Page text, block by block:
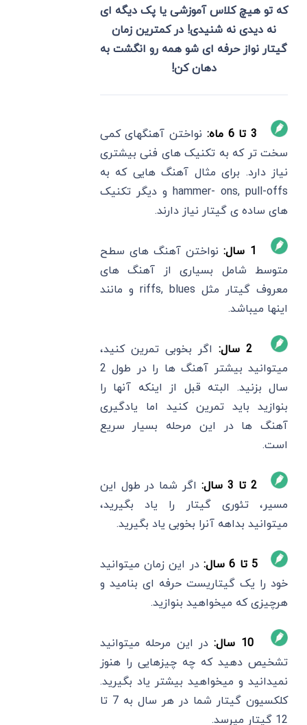
که تو هیچ کلاس آموزشی یا پک دیگه ای
نه دیدی نه شنیدی! در کمترین زمان
گیتار نواز حرفه ای شو همه رو انگشت به
دهان کن!
3 تا 6 ماه:
نواختن آهنگهای کمی
سخت تر که به تکنیک های فنی بیشتری
نیاز دارد. برای مثال آهنگ هایی که به
hammer- ons, pull-offs و دیگر تکنیک
های ساده ی گیتار نیاز دارند.
1 سال:
نواختن آهنگ های سطح
متوسط شامل بسیاری از آهنگ های
معروف گیتار مثل riffs, blues و مانند
اینها میباشد.
2 سال:
اگر بخوبی تمرین کنید،
میتوانید بیشتر آهنگ ها را در طول 2
سال بزنید. البته قبل از اینکه آنها را
بنوازید باید تمرین کنید اما یادگیری
آهنگ ها در این مرحله بسیار سریع
است.
2 تا 3 سال:
اگر شما در طول این
مسیر، تئوری گیتار را یاد بگیرید،
میتوانید بداهه آنرا بخوبی یاد بگیرید.
5 تا 6 سال:
در این زمان میتوانید
خود را یک گیتاریست حرفه ای بنامید و
هرچیزی که میخواهید بنوازید.
10 سال:
در این مرحله میتوانید
تشخیص دهید که چه چیزهایی را هنوز
نمیدانید و میخواهید بیشتر یاد بگیرید.
کلکسیون گیتار شما در هر سال به 7 تا
12 گیتار میرسد.